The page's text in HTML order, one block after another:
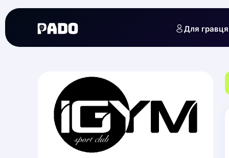
Для гравця
English
Українська
Polski
Русский